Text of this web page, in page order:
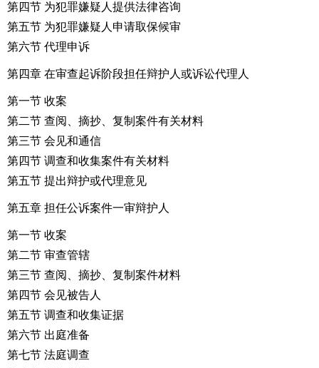
第四节 为犯罪嫌疑人提供法律咨询
第五节 为犯罪嫌疑人申请取保候审
第六节 代理申诉
第四章 在审查起诉阶段担任辩护人或诉讼代理人
第一节 收案
第二节 查阅、摘抄、复制案件有关材料
第三节 会见和通信
第四节 调查和收集案件有关材料
第五节 提出辩护或代理意见
第五章 担任公诉案件一审辩护人
第一节 收案
第二节 审查管辖
第三节 查阅、摘抄、复制案件材料
第四节 会见被告人
第五节 调查和收集证据
第六节 出庭准备
第七节 法庭调查